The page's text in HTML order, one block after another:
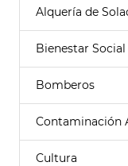
Alquería de
Bienestar Social
Bomberos
Contaminación
Cultura